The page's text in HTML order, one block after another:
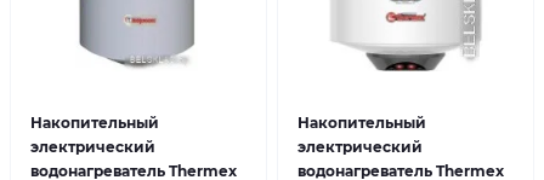
Накопительный
электрический
водонагреватель Thermex
Накопительный
электрический
водонагреватель Thermex